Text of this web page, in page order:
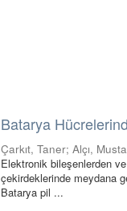
Batarya
Çarkıt, Taner;Alçı,
Elektronik bileşenlerden
çekirdeklerinde meydana
Batarya pil ...